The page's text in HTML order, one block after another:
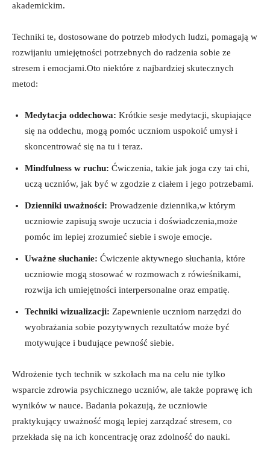
akademickim.
Techniki te, dostosowane ⁣do potrzeb młodych ludzi, ‍pomagają ⁣w
rozwijaniu umiejętności potrzebnych⁢ do radzenia sobie ze
stresem i ​emocjami.Oto niektóre z najbardziej skutecznych
metod:
Medytacja oddechowa: Krótkie sesje medytacji, ⁢skupiające
się na oddechu, mogą ⁢pomóc uczniom uspokoić umysł i
skoncentrować się na⁤ tu i teraz.
Mindfulness w ruchu: Ćwiczenia, ‍takie ⁢jak joga czy tai ⁣chi,
uczą uczniów, jak ‍być w zgodzie z ciałem i ⁤jego potrzebami.
Dzienniki ⁣uważności: ​Prowadzenie dziennika,w którym
uczniowie zapisują swoje uczucia i doświadczenia,może
pomóc im lepiej zrozumieć siebie i swoje emocje.
Uważne słuchanie: Ćwiczenie aktywnego słuchania, które
uczniowie mogą stosować w rozmowach⁢ z rówieśnikami,
rozwija​ ich umiejętności interpersonalne oraz empatię.
Techniki wizualizacji: Zapewnienie ‍uczniom ‍narzędzi do​
wyobrażania⁣ sobie pozytywnych rezultatów może być
motywujące i ‍budujące pewność siebie.
Wdrożenie tych technik w szkołach ma ​na celu nie tylko
wsparcie zdrowia psychicznego uczniów, ale także poprawę ich
wyników ‍w nauce. Badania pokazują,⁢ że uczniowie
praktykujący uważność ⁢mogą lepiej zarządzać⁣ stresem, co
przekłada się na ich koncentrację oraz ‍zdolność ⁢do nauki.